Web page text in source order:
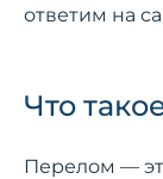
ответим на
Что
Перелом —